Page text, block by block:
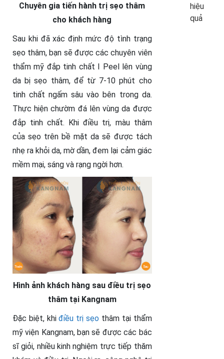
Chuyên gia tiến hành trị sẹo thâm
cho khách hàng
Sau khi đã xác định mức độ tình trạng
sẹo thâm, bạn sẽ được các chuyên viên
thẩm mỹ đắp tinh chất I Peel lên vùng
da bị sẹo thâm, để từ 7-10 phút cho
tinh chất ngấm sâu vào bên trong da.
Thực hiện chườm đá lên vùng da được
đắp tinh chất. Khi điều trị, màu thâm
của sẹo trên bề mặt da sẽ được tách
nhẹ ra khỏi da, mờ dần, đem lại cảm giác
mềm mại, sáng và rạng ngời hơn.
Hình ảnh khách hàng sau điều trị sẹo
thâm tại Kangnam
Đặc biệt, khiđiều trị sẹo thâm tại thẩm
mỹ viện Kangnam, bạn sẽ được các bác
sĩ giỏi, nhiều kinh nghiệm trực tiếp thăm
hiệu
quả